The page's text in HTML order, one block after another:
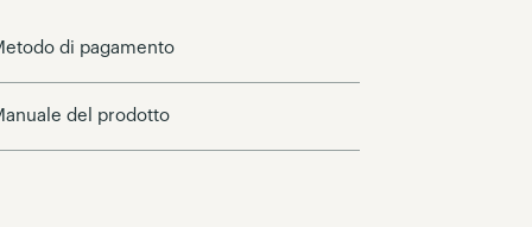
di pagamento
del prodotto